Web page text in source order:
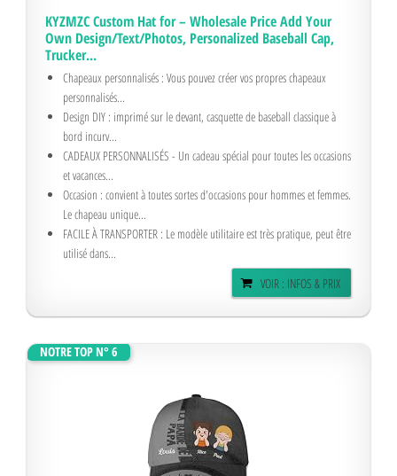
KYZMZC Custom Hat for – Wholesale Price Add Your
Own Design/Text/Photos, Personalized Baseball Cap,
Trucker...
Chapeaux personnalisés : Vous pouvez créer vos propres chapeaux
personnalisés...
Design DIY : imprimé sur le devant, casquette de baseball classique à
bord incurv...
CADEAUX PERSONNALISÉS - Un cadeau spécial pour toutes les occasions
et vacances...
Occasion : convient à toutes sortes d'occasions pour hommes et femmes.
Le chapeau unique...
FACILE À TRANSPORTER : Le modèle utilitaire est très pratique, peut être
utilisé dans...
VOIR : INFOS & PRIX
NOTRE TOP N° 6